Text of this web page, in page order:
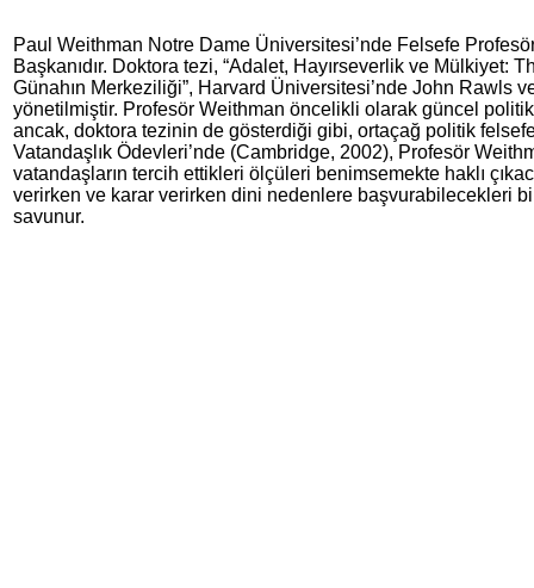
Paul Weithman Notre Dame Üniversitesi’nde Felsefe
Başkanıdır. Doktora tezi, “Adalet, Hayırseverlik ve Mülkiyet:
Günahın Merkeziliği”, Harvard Üniversitesi’nde John Rawls
yönetilmiştir. Profesör Weithman öncelikli olarak güncel politik
ancak, doktora tezinin de gösterdiği gibi, ortaçağ politik
Vatandaşlık Ödevleri’nde (Cambridge, 2002), Profesör
vatandaşların tercih ettikleri ölçüleri benimsemekte haklı
verirken ve karar verirken dini nedenlere başvurabilecekleri
savunur.